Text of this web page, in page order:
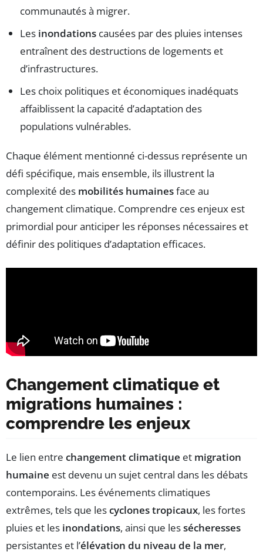
communautés à migrer.
Les inondations causées par des pluies intenses
entraînent des destructions de logements et
d’infrastructures.
Les choix politiques et économiques inadéquats
affaiblissent la capacité d’adaptation des
populations vulnérables.
Chaque élément mentionné ci-dessus représente un
défi spécifique, mais ensemble, ils illustrent la
complexité des mobilités humainesface au
changement climatique. Comprendre ces enjeux est
primordial pour anticiper les réponses nécessaires et
définir des politiques d’adaptation efficaces.
Changement climatique et
migrations humaines :
comprendre les enjeux
Le lien entre changement climatique et migration
humaine est devenu un sujet central dans les débats
contemporains. Les événements climatiques
extrêmes, tels que lescyclones tropicaux, les fortes
pluies et les inondations, ainsi que lessécheresses
persistantes et l’élévation du niveau de la mer,